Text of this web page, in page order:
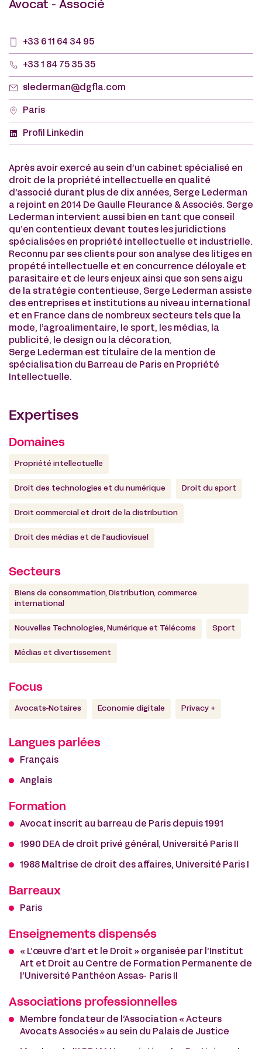
Avocat - Associé
+33 6 11 64 34 95
+33 1 84 75 35 35
slederman@dgfla.com
Paris
Profil Linkedin
Après avoir exercé au sein d’un cabinet spécialisé en
droit de la propriété intellectuelle en qualité
d’associé durant plus de dix années, Serge Lederman
a rejoint en 2014 De Gaulle Fleurance & Associés. Serge
Lederman intervient aussi bien en tant que conseil
qu’en contentieux devant toutes les juridictions
spécialisées en propriété intellectuelle et industrielle.
Reconnu par ses clients pour son analyse des litiges en
propété intellectuelle et en concurrence déloyale et
parasitaire et de leurs enjeux ainsi que son sens aigu
de la stratégie contentieuse, Serge Lederman assiste
des entreprises et institutions au niveau international
et en France dans de nombreux secteurs tels que la
mode, l’agroalimentaire, le sport, les médias, la
publicité, le design ou la décoration,
Serge Lederman est titulaire de la mention de
spécialisation du Barreau de Paris en Propriété
Intellectuelle.
Expertises
Domaines
Propriété intellectuelle
Droit des technologies et du numérique Droit du sport
Droit commercial et droit de la distribution
Droit des médias et de l'audiovisuel
Secteurs
Biens de consommation, Distribution, commerce
international
Nouvelles Technologies, Numérique et Télécoms Sport
Médias et divertissement
Focus
Avocats-Notaires Economie digitale Privacy +
Langues parlées
Français
Anglais
Formation
Avocat inscrit au barreau de Paris depuis 1991
1990 DEA de droit privé général, Université Paris II
1988 Maîtrise de droit des affaires, Université Paris I
Barreaux
Paris
Enseignements dispensés
« L’œuvre d’art et le Droit » organisée par l’Institut
Art et Droit au Centre de Formation Permanente de
l’Université Panthéon Assas- Paris II
Associations professionnelles
Membre fondateur de l’Association « Acteurs
Avocats Associés » au sein du Palais de Justice